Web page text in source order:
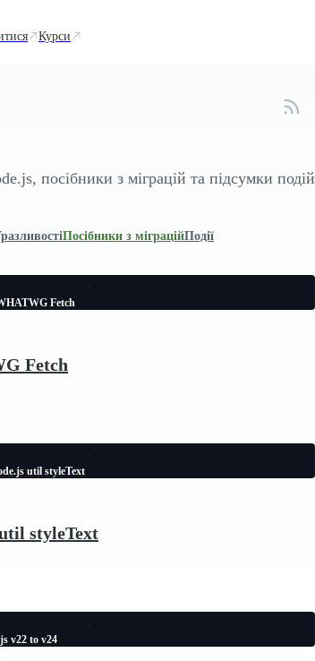
Курси
посібники з міграцій та підсумки подій
Посібники з міграційПодії
Fetch
Fetch
util styleText
styleText
v22 to v24